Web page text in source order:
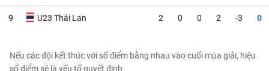
9 U23 Thái Lan 2 0 0 2 -3 0
Nếu các đội kết thúc với số điểm bằng nhau vào cuối mùa giải, hiệu
số điểm sẽ là yếu tố quyết định